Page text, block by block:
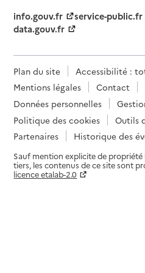
info.gouv.fr
service-public.fr
data.gouv.fr
Plan du site
Accessibilité :
Mentions légales
Contact
Données personnelles
Politique des cookies
Outils
Partenaires
Historique des
Sauf mention explicite de
tiers, les contenus de ce site sont
licence etalab-2.0